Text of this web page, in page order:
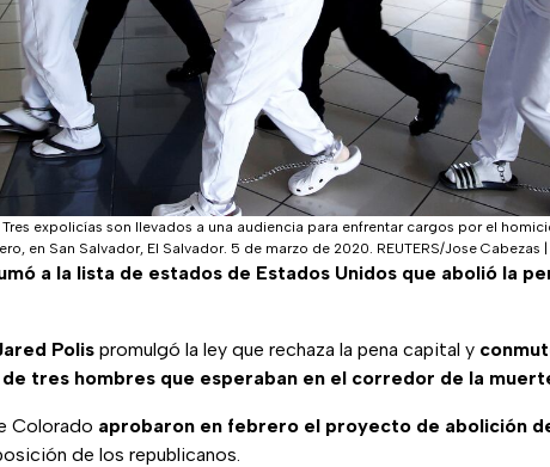
expolicías son llevados a una audiencia para enfrentar cargos por el
en San Salvador, El Salvador. 5 de marzo de 2020. REUTERS/Jose Cabezas
a la lista de estados de Estados Unidos que abolió la
Polis promulgó la ley que rechaza la pena capital y
de tres hombres que esperaban en el corredor de la
Colorado aprobaron en febrero el proyecto de abolición
de los republicanos.